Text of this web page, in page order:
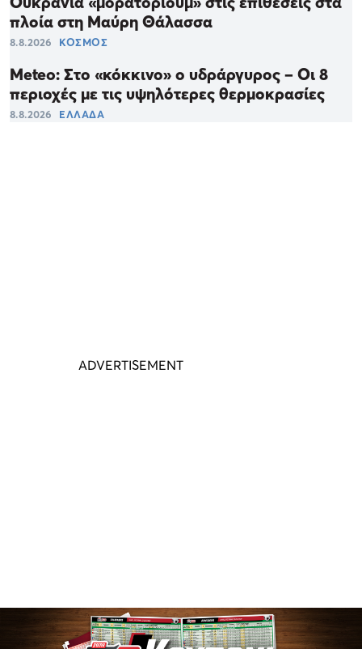
πλοία στη Μαύρη Θάλασσα
8.8.2026 ΚΟΣΜΟΣ
Meteo: Στο «κόκκινο» ο υδράργυρος – Οι 8
περιοχές με τις υψηλότερες θερμοκρασίες
8.8.2026 ΕΛΛΑΔΑ